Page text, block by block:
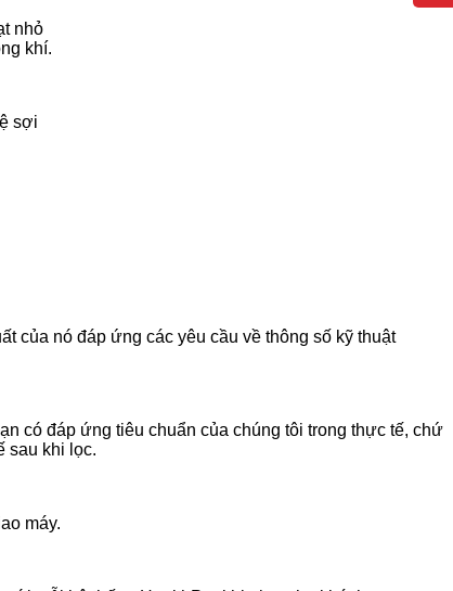
nhỏ
khí.
sợi
của nó đáp ứng các yêu cầu về thông số kỹ thuật
có đáp ứng tiêu chuẩn của chúng tôi trong thực tế, chứ
sau khi lọc.
máy.